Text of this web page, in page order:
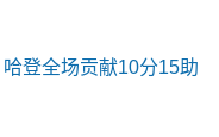
登全场贡献10分15助